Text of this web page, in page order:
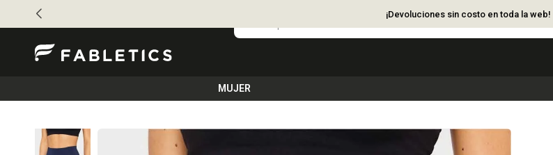
¡Devoluciones sin costo en toda la web!
MUJER